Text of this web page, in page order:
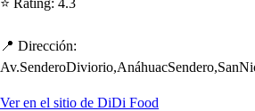
📍 Dirección:
Av.SenderoDiviorio,Anáh
Ver en el sitio de DiDi Food